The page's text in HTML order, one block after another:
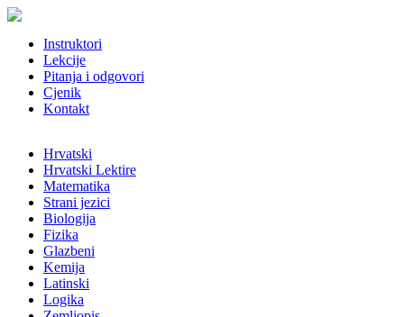
Instruktori
Lekcije
Pitanja i odgovori
Cjenik
Kontakt
Hrvatski
Hrvatski Lektire
Matematika
Strani jezici
Biologija
Fizika
Glazbeni
Kemija
Latinski
Logika